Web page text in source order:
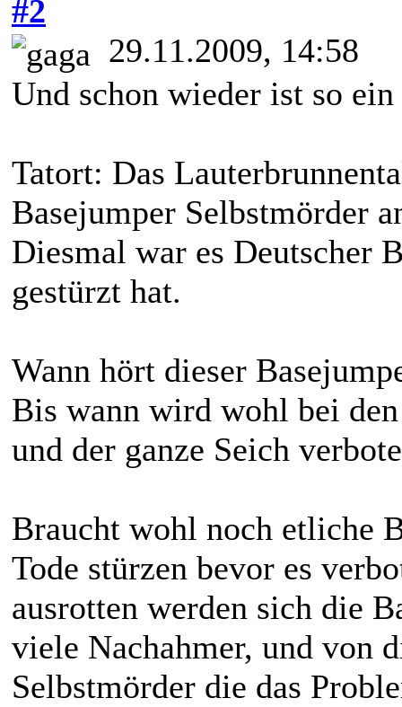
#2
29.11.2009, 14:58
Und schon wieder ist so
Tatort: Das
Basejumper Selbstmörder
Diesmal war es Deutscher
gestürzt hat.
Wann hört dieser
Bis wann wird wohl bei
und der ganze Seich
Braucht wohl noch etliche
Tode stürzen bevor es
ausrotten werden sich die
viele Nachahmer, und von
Selbstmörder die das